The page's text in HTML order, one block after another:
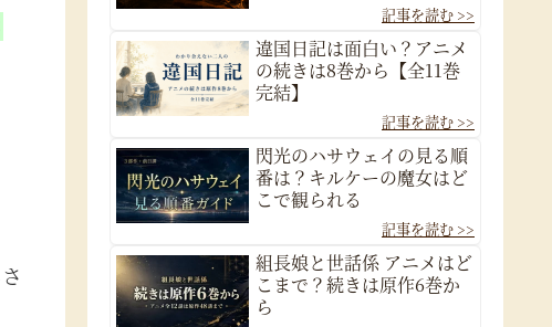
違国日記は面白い？アニメ
の続きは8巻から【全11巻
完結】
閃光のハサウェイの見る順
番は？キルケーの魔女はど
こで観られる
組長娘と世話係 アニメはど
こまで？続きは原作6巻か
ら